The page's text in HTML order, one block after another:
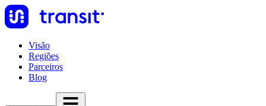
Visão
Regiões
Parceiros
Blog